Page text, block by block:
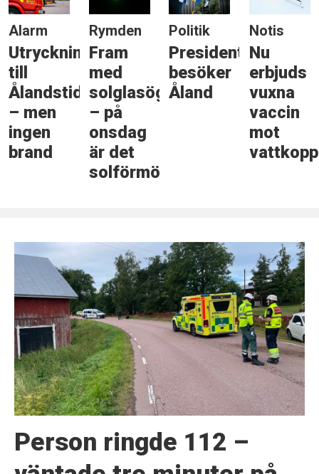
Alarm
Utryckning
till
Ålandstidningen
– men
ingen
brand
Rymden
Fram
med
solglasögonen
– på
onsdag
är det
solförmörkelse
Politik
Presidenten
besöker
Åland
Notis
Nu
erbjuds
vuxna
vaccin
mot
Person ringde 112 –